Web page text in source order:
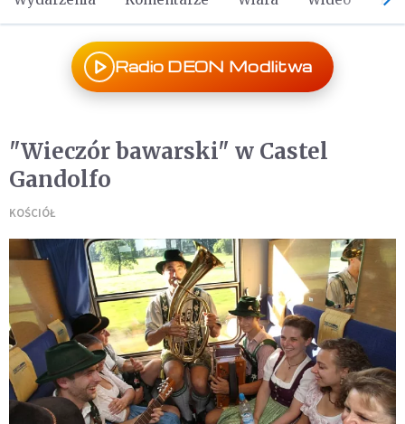
Radio DEON Modlitwa
"Wieczór bawarski" w Castel
Gandolfo
KOŚCIÓŁ